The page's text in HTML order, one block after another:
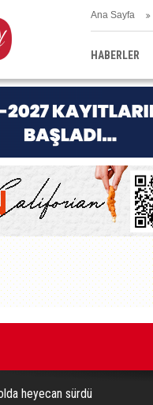
Ana Sayfa
HABERLER
EĞİTİM
heyecan sürdü